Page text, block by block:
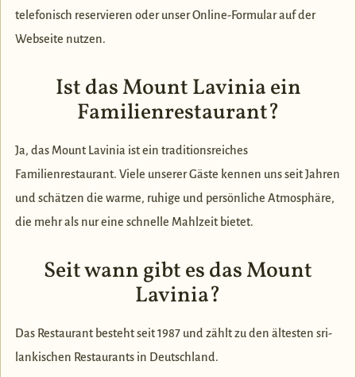
telefonisch reservieren oder unser Online-Formular auf der
Webseite nutzen.
Ist das Mount Lavinia ein
Familienrestaurant?
Ja, das Mount Lavinia ist ein traditionsreiches
Familienrestaurant. Viele unserer Gäste kennen uns seit Jahren
und schätzen die warme, ruhige und persönliche Atmosphäre,
die mehr als nur eine schnelle Mahlzeit bietet.
Seit wann gibt es das Mount
Lavinia?
Das Restaurant besteht seit 1987 und zählt zu den ältesten sri-
lankischen Restaurants in Deutschland.